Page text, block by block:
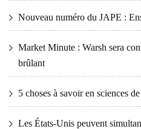
Nouveau numéro du JAPE :
Market Minute : Warsh sera
brûlant
5 choses à savoir en sciences
Les États-Unis peuvent